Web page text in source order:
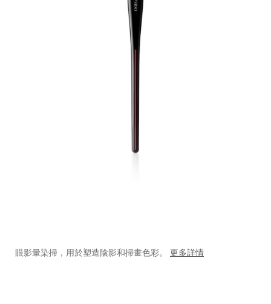
hanen-
編
眼影暈染掃，用於塑造陰影和掃畫色彩。 更多詳情